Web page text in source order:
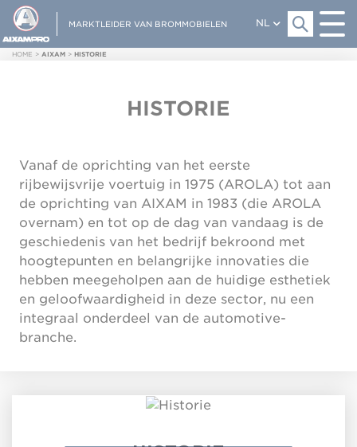
MARKTLEIDER VAN BROMMOBIELEN NL
HOME > AIXAM > HISTORIE
HISTORIE
Vanaf de oprichting van het eerste
rijbewijsvrije voertuig in 1975 (AROLA) tot aan
de oprichting van AIXAM in 1983 (die AROLA
overnam) en tot op de dag van vandaag is de
geschiedenis van het bedrijf bekroond met
hoogtepunten en belangrijke innovaties die
hebben meegeholpen aan de huidige esthetiek
en geloofwaardigheid in deze sector, nu een
integraal onderdeel van de automotive-
branche.